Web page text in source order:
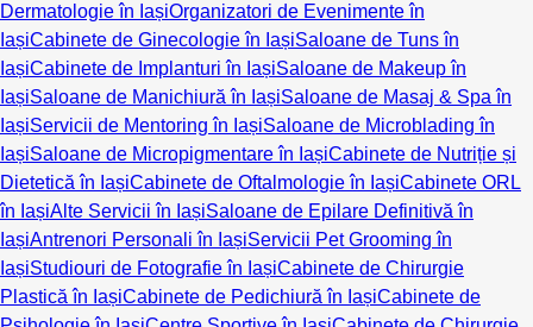
Dermatologie în IașiOrganizatori de Evenimente în
IașiCabinete de Ginecologie în IașiSaloane de Tuns în
IașiCabinete de Implanturi în IașiSaloane de Makeup în
IașiSaloane de Manichiură în IașiSaloane de Masaj & Spa în
IașiServicii de Mentoring în IașiSaloane de Microblading în
IașiSaloane de Micropigmentare în IașiCabinete de Nutriție și
Dietetică în IașiCabinete de Oftalmologie în IașiCabinete ORL
în IașiAlte Servicii în IașiSaloane de Epilare Definitivă în
IașiAntrenori Personali în IașiServicii Pet Grooming în
IașiStudiouri de Fotografie în IașiCabinete de Chirurgie
Plastică în IașiCabinete de Pedichiură în IașiCabinete de